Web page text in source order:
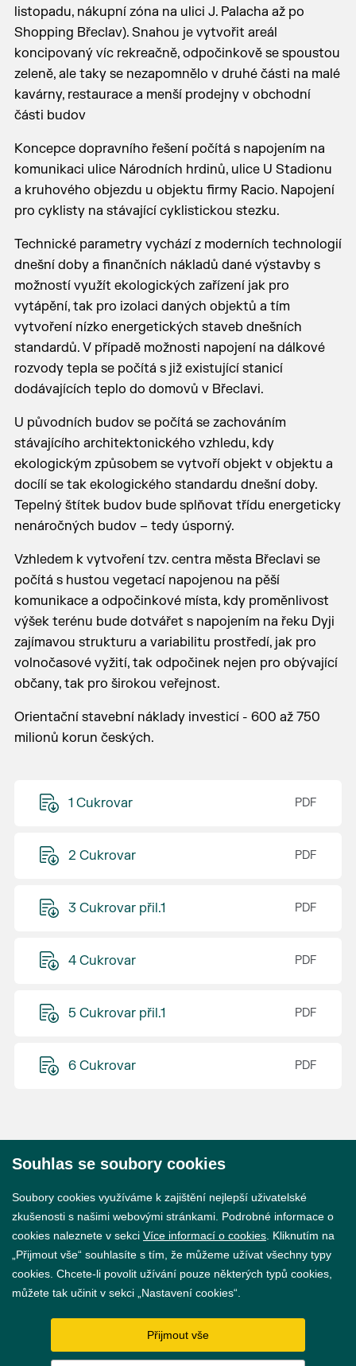
listopadu, nákupní zóna na ulici J. Palacha až po
Shopping Břeclav). Snahou je vytvořit areál
koncipovaný víc rekreačně, odpočinkově se spoustou
zeleně, ale taky se nezapomnělo v druhé části na malé
kavárny, restaurace a menší prodejny v obchodní
části budov
Koncepce dopravního řešení počítá s napojením na
komunikaci ulice Národních hrdinů, ulice U Stadionu
a kruhového objezdu u objektu firmy Racio. Napojení
pro cyklisty na stávající cyklistickou stezku.
Technické parametry vychází z moderních technologií
dnešní doby a finančních nákladů dané výstavby s
možností využít ekologických zařízení jak pro
vytápění, tak pro izolaci daných objektů a tím
vytvoření nízko energetických staveb dnešních
standardů. V případě možnosti napojení na dálkové
rozvody tepla se počítá s již existující stanicí
dodávajících teplo do domovů v Břeclavi.
U původních budov se počítá se zachováním
stávajícího architektonického vzhledu, kdy
ekologickým způsobem se vytvoří objekt v objektu a
docílí se tak ekologického standardu dnešní doby.
Tepelný štítek budov bude splňovat třídu energeticky
nenáročných budov – tedy úsporný.
Vzhledem k vytvoření tzv. centra města Břeclavi se
počítá s hustou vegetací napojenou na pěší
komunikace a odpočinkové místa, kdy proměnlivost
výšek terénu bude dotvářet s napojením na řeku Dyji
zajímavou strukturu a variabilitu prostředí, jak pro
volnočasové vyžití, tak odpočinek nejen pro obývající
občany, tak pro širokou veřejnost.
Orientační stavební náklady investicí - 600 až 750
milionů korun českých.
1 Cukrovar
2 Cukrovar
3 Cukrovar přil.1
4 Cukrovar
5 Cukrovar přil.1
6 Cukrovar
GDPR
Nastavení cookies
Souhlas se soubory cookies
Soubory cookies využíváme k zajištění nejlepší uživatelské
zkušenosti s našimi webovými stránkami. Podrobné informace o
cookies naleznete v sekci Více informací o cookies . Kliknutím na
„Přijmout vše“ souhlasíte s tím, že můžeme užívat všechny typy
cookies. Chcete-li povolit užívání pouze některých typů cookies,
můžete tak učinit v sekci „Nastavení cookies“.
Přijmout vše